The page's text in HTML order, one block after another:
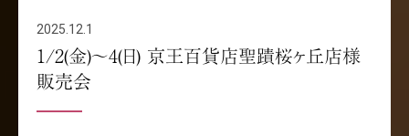
2025.12.1
1/2(金)～4(日) 京王百貨店聖蹟桜ヶ丘店様
販売会